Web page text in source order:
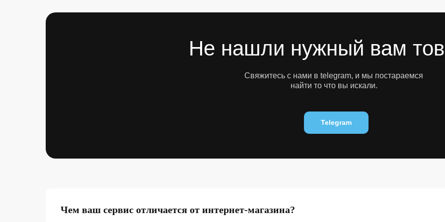
Не нашли нужный вам
Свяжитесь с нами в telegram, и мы постараемся
найти то что вы искали.
Telegram
Чем ваш сервис отличается от интернет-магазина?